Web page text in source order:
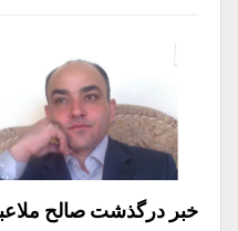
خبر درگذشت صالح